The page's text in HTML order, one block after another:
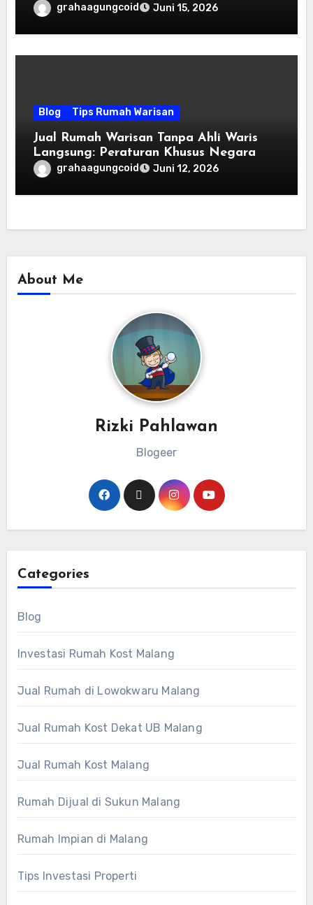
grahaagungcoid Juni 15, 2026
Blog Tips Rumah Warisan
Jual Rumah Warisan Tanpa Ahli Waris
Langsung: Peraturan Khusus Negara
grahaagungcoid Juni 12, 2026
About Me
Rizki Pahlawan
Blogeer
Categories
Blog
Investasi Rumah Kost Malang
Jual Rumah di Lowokwaru Malang
Jual Rumah Kost Dekat UB Malang
Jual Rumah Kost Malang
Rumah Dijual di Sukun Malang
Rumah Impian di Malang
Tips Investasi Properti